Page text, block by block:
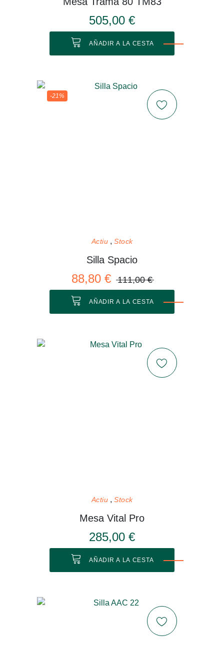
505,00 €
AÑADIR A LA CESTA
-21%
Actiu Stock
Silla Spacio
88,80 € 111,00 €
AÑADIR A LA CESTA
Actiu Stock
Mesa Vital Pro
285,00 €
AÑADIR A LA CESTA